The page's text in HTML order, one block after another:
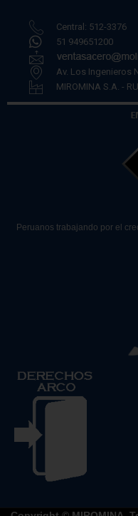
Central: 512-3376
51 949651200
Av. Los Ingenieros
MIROMINA S.A. -
Peruanos trabajando por el